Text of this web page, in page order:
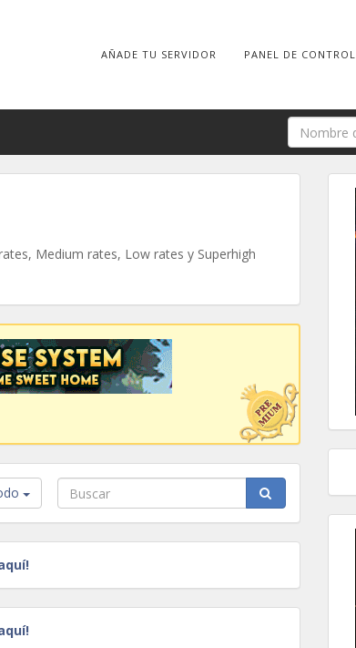
AÑADE TU SERVIDOR PANEL DE CONTROL
Medium rates, Low rates y Superhigh